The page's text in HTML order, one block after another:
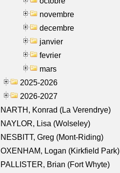
novembre
decembre
janvier
fevrier
mars
2025-2026
2026-2027
NARTH, Konrad (La Verendrye)
NAYLOR, Lisa (Wolseley)
NESBITT, Greg (Mont-Riding)
OXENHAM, Logan (Kirkfield Park)
PALLISTER, Brian (Fort Whyte)